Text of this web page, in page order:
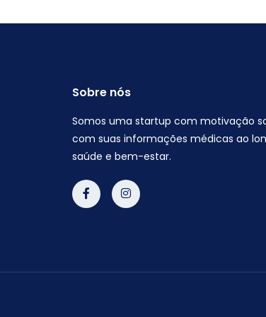
Sobre nós
Somos uma startup com motivação
com suas informações médicas ao
saúde e bem-estar.